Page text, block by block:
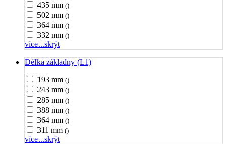
435 mm ()
502 mm ()
364 mm ()
332 mm ()
více...skrýt
Délka základny (L1)
193 mm ()
243 mm ()
285 mm ()
388 mm ()
364 mm ()
311 mm ()
více...skrýt